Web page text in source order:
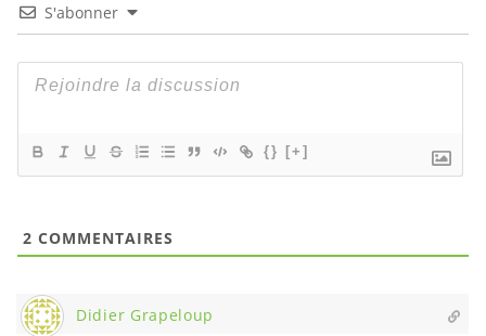
S'abonner
{} [+]
2 COMMENTAIRES
Didier Grapeloup